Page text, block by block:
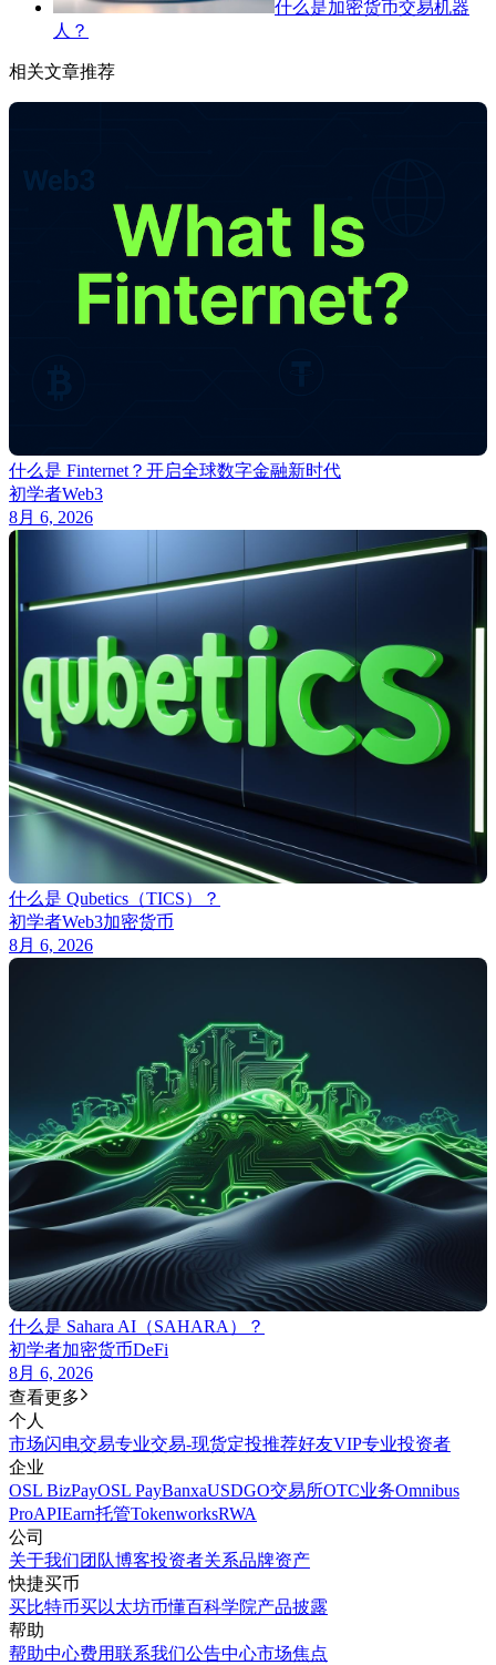
什么是加密货币交易机器
人？
相关文章推荐
什么是 Finternet？开启全球数字金融新时代
初学者Web3
8月 6, 2026
什么是 Qubetics（TICS）？
初学者Web3加密货币
8月 6, 2026
什么是 Sahara AI（SAHARA）？
初学者加密货币DeFi
8月 6, 2026
查看更多
个人
市场闪电交易专业交易-现货定投推荐好友VIP专业投资者
企业
OSL BizPayOSL PayBanxaUSDGO交易所OTC业务Omnibus
ProAPIEarn托管TokenworksRWA
公司
关于我们团队博客投资者关系品牌资产
快捷买币
买比特币买以太坊币懂百科学院产品披露
帮助
帮助中心费用联系我们公告中心市场焦点